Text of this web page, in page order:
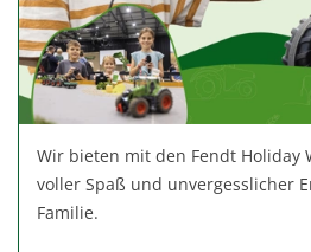
Wir bieten mit den Fendt Holiday
voller Spaß und unvergesslicher
Familie.